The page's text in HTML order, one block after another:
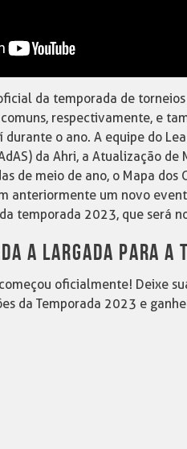
da temporada de
respectivamente, e
o ano. A equipe do
da Ahri, a Atualização de
de meio de ano, o Mapa dos
anteriormente um novo
temporada 2023, que será
A LARGADA PARA
oficialmente! Deixe
da Temporada 2023 e